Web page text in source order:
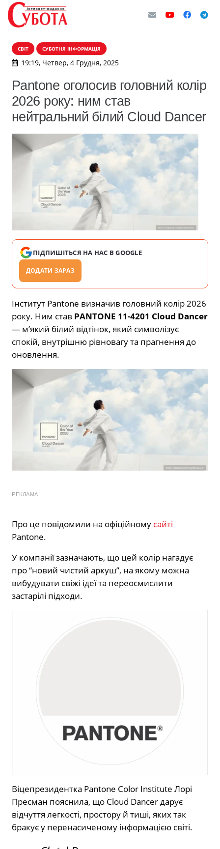
СВІТ СУБОТНЯ ІНФОРМАЦІЯ
19:19, Четвер, 4 Грудня, 2025
Pantone оголосив головний колір
2026 року: ним став
нейтральний білий Cloud Dancer
ПІДПИШІТЬСЯ НА НАС В GOOGLE
ДОДАТИ ЗАРАЗ
Інститут Pantone визначив головний колір 2026
року. Ним став PANTONE 11-4201 Cloud Dancer
— м’який білий відтінок, який символізує
спокій, внутрішню рівновагу та прагнення до
оновлення.
РЕКЛАМА
Про це повідомили на офіційному сайті
Pantone.
У компанії зазначають, що цей колір нагадує
про “новий чистий аркуш”, на якому можна
вибудувати свіжі ідеї та переосмислити
застарілі підходи.
Віцепрезидентка Pantone Color Institute Лорі
Пресман пояснила, що Cloud Dancer дарує
відчуття легкості, простору й тиші, яких так
бракує у перенасиченому інформацією світі.